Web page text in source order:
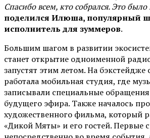
Спасибо всем, кто собрался. Это
поделился Илюша, популярный
исполнитель для зуммеров.
Большим шагом в развитии
станет открытие одноименной
запустят этим летом. На бэкстейдже
работала мобильная студия, где
записывали специальные
будущего эфира. Также началось
художественного фильма, который
«Дикой Мяты» и его гостей. Первые